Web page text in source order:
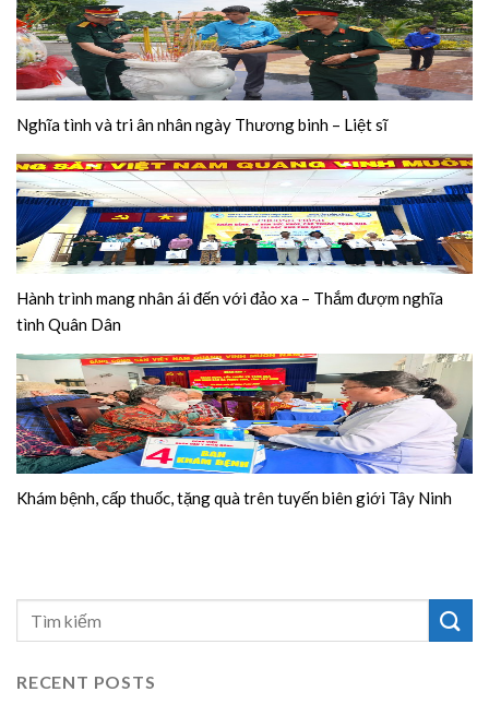
Nghĩa tình và tri ân nhân ngày Thương binh – Liệt sĩ
Hành trình mang nhân ái đến với đảo xa – Thắm đượm nghĩa
tình Quân Dân
Khám bệnh, cấp thuốc, tặng quà trên tuyến biên giới Tây Ninh
RECENT POSTS